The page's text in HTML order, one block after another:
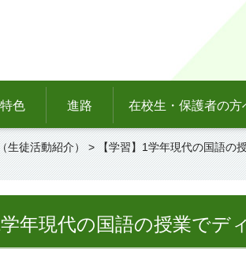
特色 進路 在校生・保護者の方
生徒活動紹介）
> 【学習】1学年現代の国語の
年現代の国語の授業でデ